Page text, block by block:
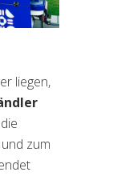
liegen,
zum